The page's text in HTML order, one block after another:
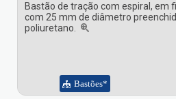
Bastão de tração com espiral, em
com 25 mm de diâmetro
poliuretano.
Bastões*